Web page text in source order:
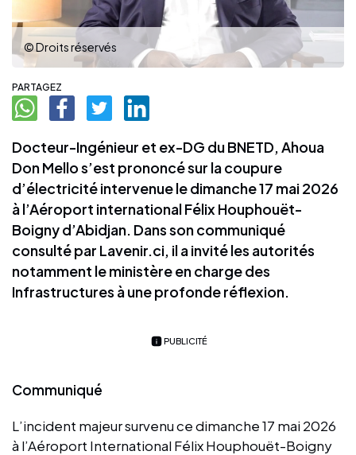
© Droits réservés
PARTAGEZ
Docteur-Ingénieur et ex-DG du BNETD, Ahoua
Don Mello s’est prononcé sur la coupure
d’électricité intervenue le dimanche 17 mai 2026
à l’Aéroport international Félix Houphouët-
Boigny d’Abidjan. Dans son communiqué
consulté par Lavenir.ci, il a invité les autorités
notamment le ministère en charge des
Infrastructures à une profonde réflexion.
PUBLICITÉ
Communiqué
L’incident majeur survenu ce dimanche 17 mai 2026
à l’Aéroport International Félix Houphouët-Boigny